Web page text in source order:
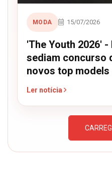
MODA 15/07/2026
'The Youth 2026'
sediam concurso
novos top models
Ler notícia